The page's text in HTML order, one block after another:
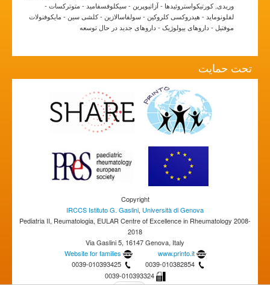
وریدی, کورتیکواستروئیدها - آزاتیوپرین - سیکلوفسفامید - متوترکسات -
لفلونوماید - هیدروکسی کلروکین - سولفاسالازین - کلشی سین - مایکوفنولات
موفتیل - داروهای بیولوژیک - داروهای جدید در حال توسعه
تحت حمایت
Copyright
IRCCS Istituto G. Gaslini, Università di Genova
Pediatria II, Reumatologia, EULAR Centre of Excellence in Rheumatology 2008-
2018
Via Gaslini 5, 16147 Genova, Italy
www.printo.it
Website for families
0039-010382854
0039-010393425
0039-010393324